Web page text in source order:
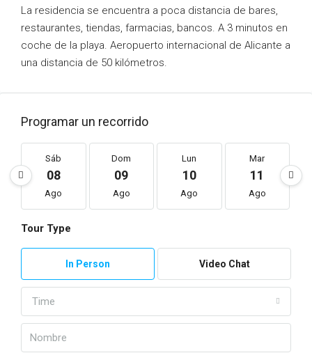
La residencia se encuentra a poca distancia de bares,
restaurantes, tiendas, farmacias, bancos. A 3 minutos en
coche de la playa. Aeropuerto internacional de Alicante a
una distancia de 50 kilómetros.
Programar un recorrido
Sáb
08
Ago
Dom
09
Ago
Lun
10
Ago
Mar
11
Ago
Tour Type
In Person Video Chat
Time